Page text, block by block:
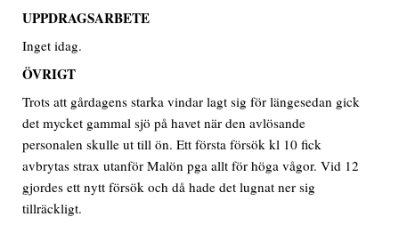
UPPDRAGSARBETE
Inget idag.
ÖVRIGT
Trots att gårdagens starka vindar lagt sig för längesedan gick
det mycket gammal sjö på havet när den avlösande
personalen skulle ut till ön. Ett första försök kl 10 fick
avbrytas strax utanför Malön pga allt för höga vågor. Vid 12
gjordes ett nytt försök och då hade det lugnat ner sig
tillräckligt.